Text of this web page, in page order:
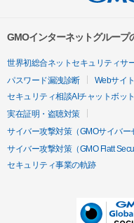
GMOインターネットグループ
世界初総合ネットセキュリティサ
パスワード漏洩診断
Webサイ
セキュリティ相談AIチャットボット
実在証明・盗聴対策
サイバー攻撃対策（GMOサイバー
サイバー攻撃対策（GMO Flatt
セキュリティ事業の軌跡